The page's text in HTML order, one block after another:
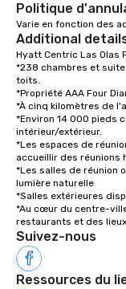
Politique
Varie en fonction des
Additional
Hyatt Centric Las Olas
*238 chambres et
toits.
*Propriété AAA Four
*À cinq kilomètres de
*Environ 14 000 pieds
intérieur/extérieur.
*Les espaces de
accueillir des réunions
*Les salles de réunion
lumière naturelle
*Salles extérieures
*Au cœur du centre-
restaurants et des
Suivez-nous
Ressources du